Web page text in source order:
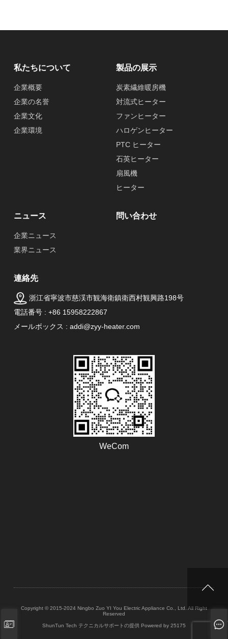
私たちについて
企業概要
企業の名誉
企業文化
企業環境
製品の展示
炭素繊維暖房機
対流式ヒーター
ファンヒーター
ハロゲンヒーター
PTC ヒーター
石英ヒーター
扇風機
ヒーター
ニュース
企業ニュース
業界ニュース
問い合わせ
連絡先
浙江省寧波市慈渓市観海衛鎮衛西村観興路198号
電話番号 : +86 15958222867
メールボックス : addi@zyy-heater.com
WeCom
Copyright © 2015-2024 Ningbo Zuo YI You Electric Appliance Co., Ltd. All Right
Reserved
ShunTun Tech テクニカルサポートの提供 Powered by 25175